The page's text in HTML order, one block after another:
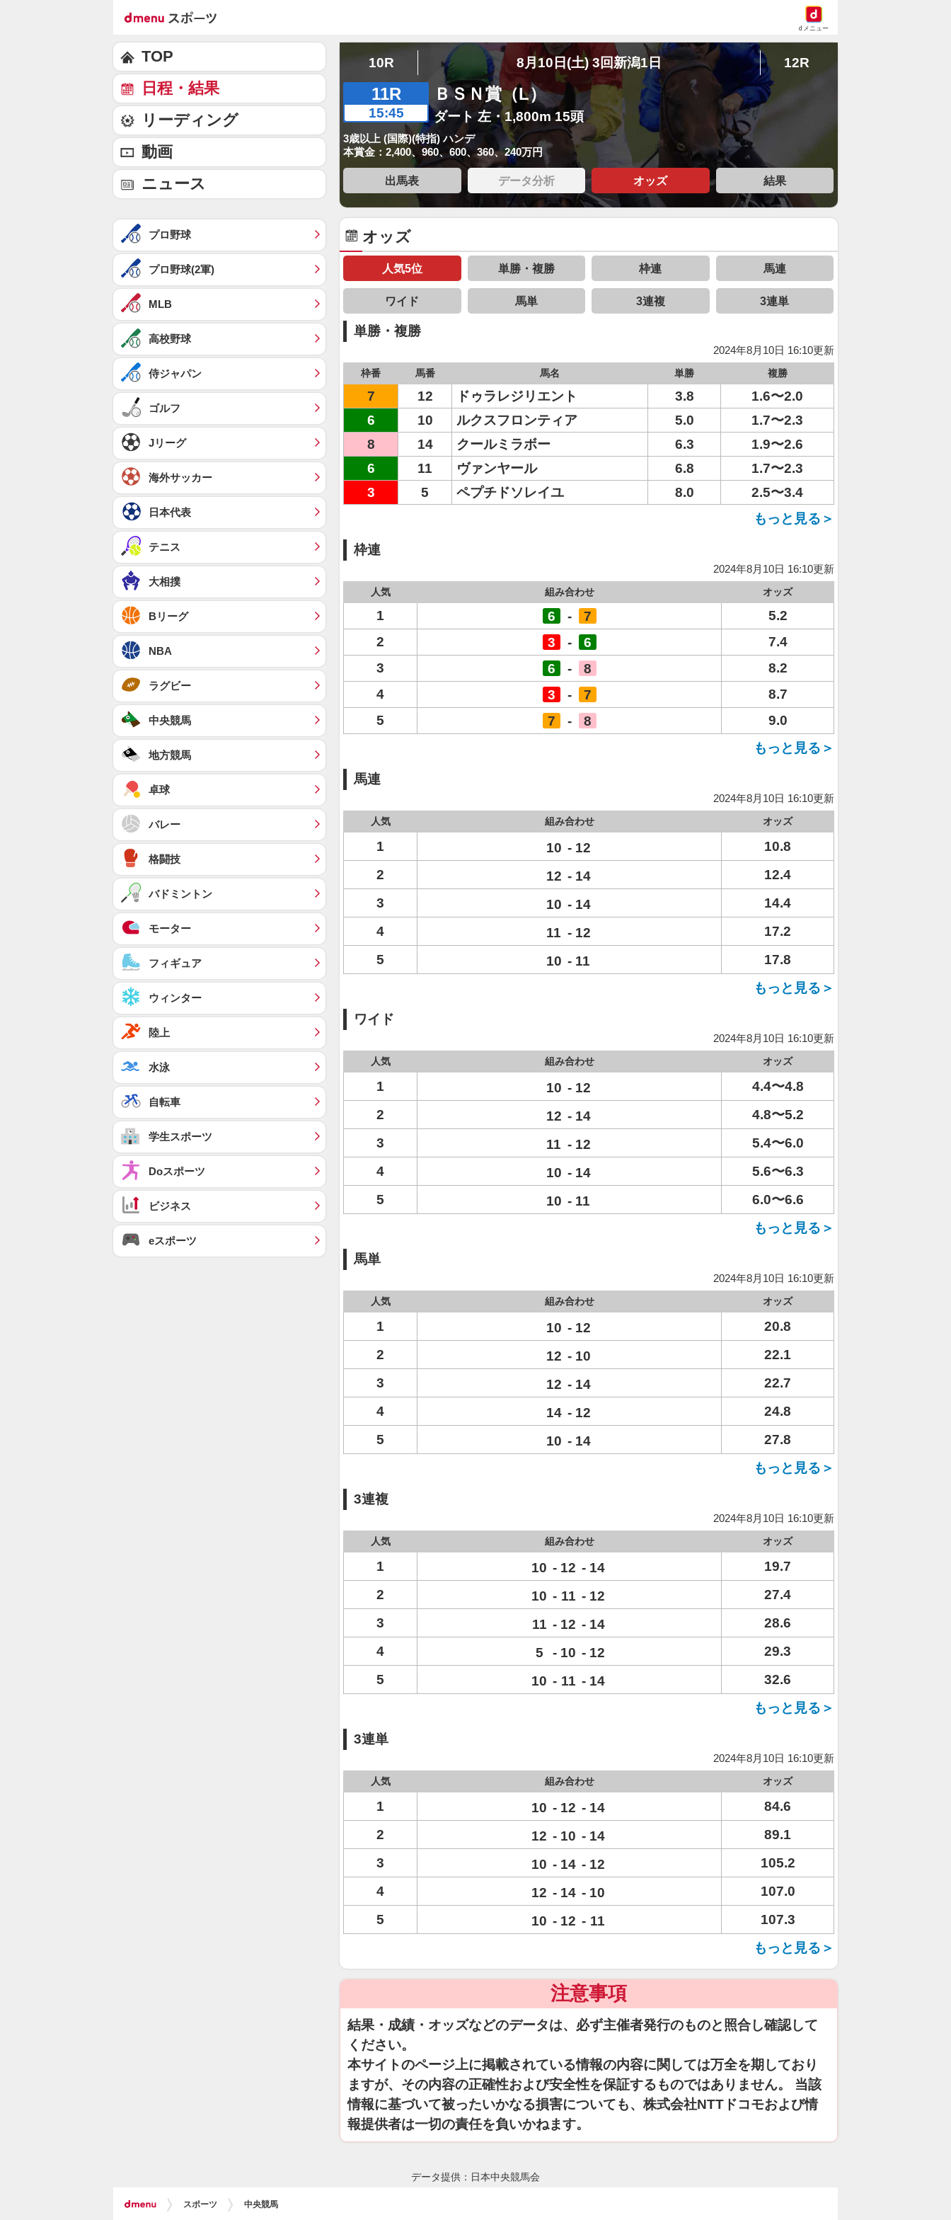
dメニュー
10R 8月10日(土) 3回新潟1日 12R
11R
15:45
ＢＳＮ賞（L）
ダート 左・1,800m 15頭
3歳以上 (国際)(特指) ハンデ
本賞金：2,400、960、600、360、240万円
出馬表 データ分析 オッズ 結果
オッズ
人気5位 単勝・複勝 枠連 馬連
ワイド 馬単 3連複 3連単
単勝・複勝
2024年8月10日 16:10更新
枠番 馬番 馬名 単勝 複勝
7 12 ドゥラレジリエント 3.8
1.6〜2.0
6
10 ルクスフロンティア 5.0
1.7〜2.3
8
14 クールミラボー 6.3
1.9〜2.6
6
11 ヴァンヤール 6.8
1.7〜2.3
3
5 ペプチドソレイユ 8.0
2.5〜3.4
もっと見る＞
枠連
2024年8月10日 16:10更新
人気 組み合わせ オッズ
1 6 - 7
5.2
2
3 - 6
7.4
3
6 - 8
8.2
4
3 - 7
8.7
5
7 - 8
9.0
もっと見る＞
馬連
2024年8月10日 16:10更新
人気 組み合わせ オッズ
1 10 - 12
10.8
2
12 - 14
12.4
3
10 - 14
14.4
4
11 - 12
17.2
5
10 - 11
17.8
もっと見る＞
ワイド
2024年8月10日 16:10更新
人気 組み合わせ オッズ
1 10 - 12
4.4〜4.8
2
12 - 14
4.8〜5.2
3
11 - 12
5.4〜6.0
4
10 - 14
5.6〜6.3
5
10 - 11
6.0〜6.6
もっと見る＞
馬単
2024年8月10日 16:10更新
人気 組み合わせ オッズ
1 10 - 12
20.8
2
12 - 10
22.1
3
12 - 14
22.7
4
14 - 12
24.8
5
10 - 14
27.8
もっと見る＞
3連複
2024年8月10日 16:10更新
人気 組み合わせ オッズ
1 10 - 12 - 14
19.7
2
10 - 11 - 12
27.4
3
11 - 12 - 14
28.6
4
5 - 10 - 12
29.3
5
10 - 11 - 14
32.6
もっと見る＞
3連単
2024年8月10日 16:10更新
人気 組み合わせ オッズ
1 10 - 12 - 14
84.6
2
12 - 10 - 14
89.1
3
10 - 14 - 12
105.2
4
12 - 14 - 10
107.0
5
10 - 12 - 11
107.3
もっと見る＞
注意事項
結果・成績・オッズなどのデータは、必ず主催者発行のものと照合し確認して
ください。
本サイトのページ上に掲載されている情報の内容に関しては万全を期しており
ますが、その内容の正確性および安全性を保証するものではありません。 当該
情報に基づいて被ったいかなる損害についても、株式会社NTTドコモおよび情
報提供者は一切の責任を負いかねます。
TOP
日程・結果
リーディング
動画
ニュース
プロ野球
プロ野球(2軍)
MLB
高校野球
侍ジャパン
ゴルフ
Jリーグ
海外サッカー
日本代表
テニス
大相撲
Bリーグ
NBA
ラグビー
中央競馬
地方競馬
卓球
バレー
格闘技
バドミントン
モーター
フィギュア
ウィンター
陸上
水泳
自転車
学生スポーツ
Doスポーツ
ビジネス
eスポーツ
データ提供：日本中央競馬会
スポーツ 中央競馬